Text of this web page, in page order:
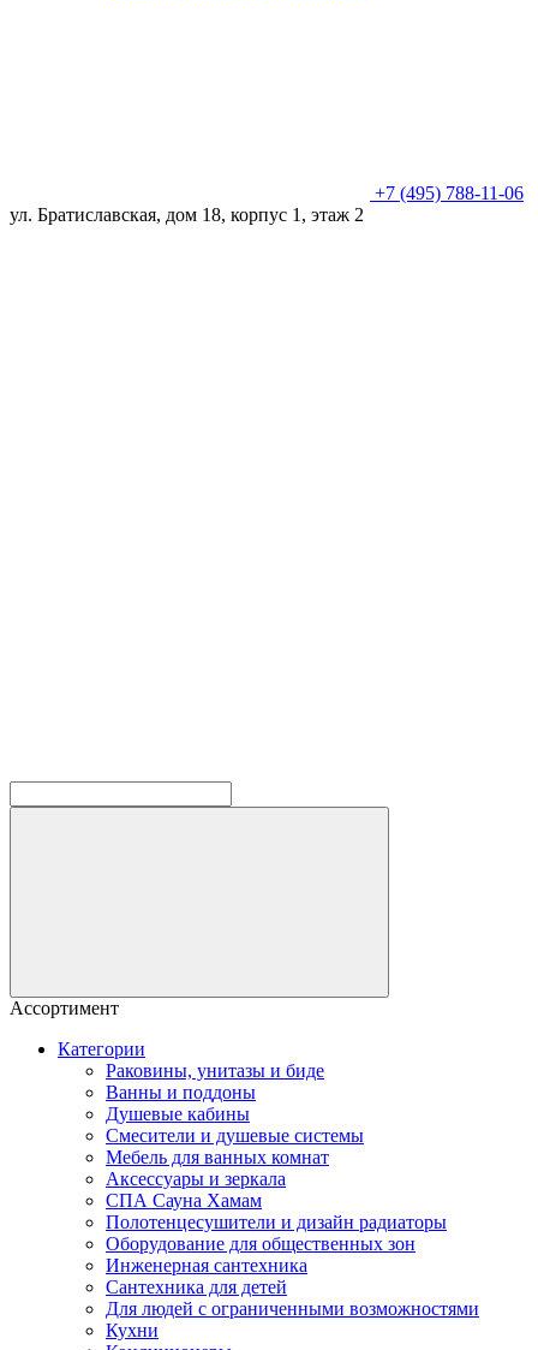
+7 (495) 788-11-06
ул. Братиславская, дом 18, корпус 1, этаж 2
Ассортимент
Категории
Раковины, унитазы и биде
Ванны и поддоны
Душевые кабины
Смесители и душевые системы
Мебель для ванных комнат
Аксессуары и зеркала
СПА Сауна Хамам
Полотенцесушители и дизайн радиаторы
Оборудование для общественных зон
Инженерная сантехника
Сантехника для детей
Для людей с ограниченными возможностями
Кухни